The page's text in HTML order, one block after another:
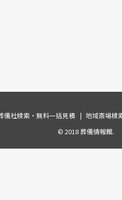
儀社検索・無料一括見積
地域斎場検
© 2018葬儀情報館.